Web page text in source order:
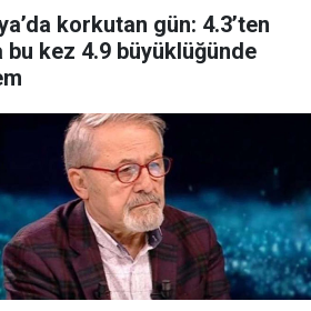
korkutan gün: 4.3’ten
bu kez 4.9 büyüklüğünde